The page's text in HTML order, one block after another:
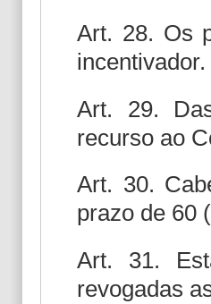
Art. 28. Os
incentivador.
Art. 29.
recurso ao
Art. 30.
prazo de 60
Art. 31.
revogadas